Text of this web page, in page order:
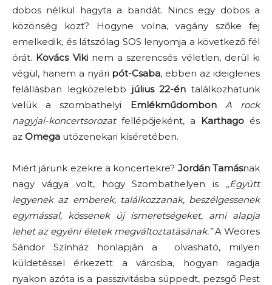
dobos nélkül hagyta a bandát. Nincs egy dobos a
közönség közt? Hogyne volna, vagány szőke fej
emelkedik, és látszólag SOS lenyomja a következő fél
órát. Kovács Vikinem a szerencsés véletlen, derül ki
végül, hanem a nyári pót-Csaba, ebben az ideiglenes
felállásban legközelebb július 22-én találkozhatunk
velük a szombathelyi Emlékműdombon
A rock
nagyjai-koncertsorozatfellépőjeként, a Karthago és
az Omega utózenekari kíséretében.
Miért járunk ezekre a koncertekre? Jordán Tamásnak
nagy vágya volt, hogy Szombathelyen is „Együtt
legyenek az emberek, találkozzanak, beszélgessenek
egymással, kössenek új ismeretségeket, ami alapja
lehet az egyéni életek megváltoztatásának.”A Weöres
Sándor Színház honlapján a olvasható, milyen
küldetéssel érkezett a városba, hogyan ragadja
nyakon azóta is a passzivitásba süppedt, pezsgő Pest